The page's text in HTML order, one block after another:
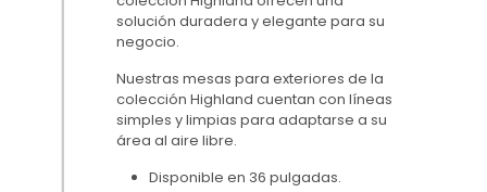
solución duradera y elegante para su
negocio.
Nuestras mesas para exteriores de la
colección Highland cuentan con líneas
simples y limpias para adaptarse a su
área al aire libre.
Disponible en 36 pulgadas.